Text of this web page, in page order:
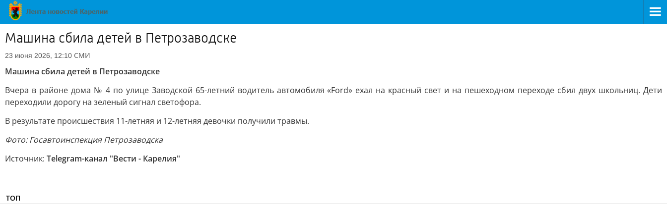
Машина сбила детей в Петрозаводске
23 июня 2026, 12:10 СМИ
Машина сбила детей в Петрозаводске
Вчера в районе дома № 4 по улице Заводской 65-летний водитель автомобиля «Ford» ехал на красный свет и на пешеходном переходе сбил двух школьниц. Дети
переходили дорогу на зеленый сигнал светофора.
В результате происшествия 11-летняя и 12-летняя девочки получили травмы.
Фото: Госавтоинспекция Петрозаводска
Источник: Telegram-канал "Вести - Карелия"
ТОП